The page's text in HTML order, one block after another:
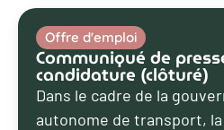
Offre d'emploi
Communiqué de
candidature (clôturé)
Dans le cadre de la
autonome de transport,